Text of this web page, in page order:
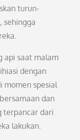
turun-
sehingga
api saat malam
dengan
momen spesial
dan
terpancar dari
lakukan.